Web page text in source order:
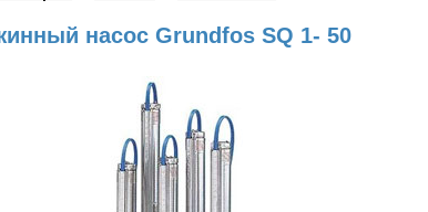
насос Grundfos SQ 1- 50